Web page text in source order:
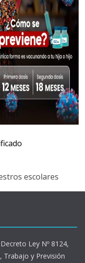
escolares
Ley Nº 8124,
Trabajo y Previsión